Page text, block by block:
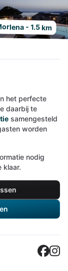
- 1.5 km
het perfecte
daarbij te
samengesteld
worden
nodig
klaar.